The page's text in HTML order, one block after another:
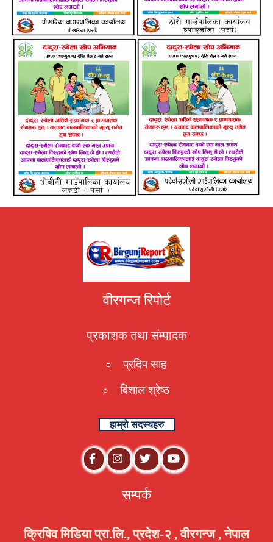
वीरगन्ज रिपोर्ट
प्रकाशक तथा संम्पादक
प्रदिप साह
विशाल श्रेष्ठ
हाम्रो सदस्यहरु
सम्पर्क
क्रिषिव मिडिया प्रा.लि., प्रदेश-२ , वीरगन्ज , नेपाल